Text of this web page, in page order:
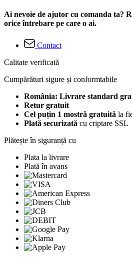
Ai nevoie de ajutor cu comanda ta?
orice întrebare pe care o ai.
Contact
Calitate verificată
Cumpărături sigure și conformtabile
România: Livrare standard
Retur gratuit
Cel puțin 1 mostră gratuită la
Plată securizată cu criptare SSL
Plătește în siguranță cu
Plata la livrare
Plată în avans